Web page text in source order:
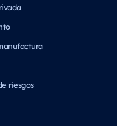
riesgos